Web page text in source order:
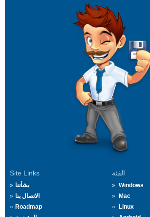
Site Links
بشأننا
الاتصال بنا
Roadmap
الفئة
Windows
Mac
Linux